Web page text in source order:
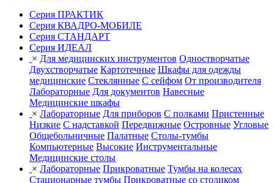
Серия ПРАКТИК
Серия КВАДРО-МОБИЛЕ
Серия СТАНДАРТ
Серия ИДЕАЛ
× Для медицинских инструментов Одностворчатые
Двухстворчатые Картотечные Шкафы для одежды
медицинские Стеклянные С сейфом От производителя
Лабораторные Для документов Навесные
Медицинские шкафы
× Лабораторные Для приборов С полками Пристенные
Низкие С надставкой Передвижные Островные Угловые
Общебольничные Палатные Столы-тумбы
Компьютерные Высокие Инструментальные
Медицинские столы
× Лабораторные Прикроватные Тумбы на колесах
Стационарные тумбы Прикроватные со столиком